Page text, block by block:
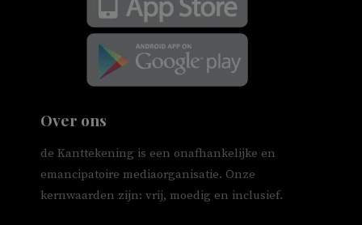
Over ons
de Kanttekening is een onafhankelijke en
emancipatoire mediaorganisatie. Onze
kernwaarden zijn: vrij, moedig en inclusief.